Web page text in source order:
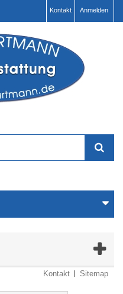
Anmelden
Kontakt
Kontakt Sitemap